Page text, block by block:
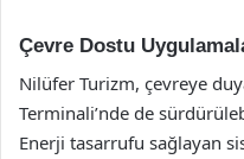
Çevre Dostu
Nilüfer Turizm, çevreye
Terminali’nde de
Enerji tasarrufu sağlayan